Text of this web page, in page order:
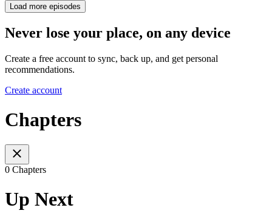
Load more episodes
Never lose your place, on any device
Create a free account to sync, back up, and get personal
recommendations.
Create account
Chapters
0 Chapters
Up Next